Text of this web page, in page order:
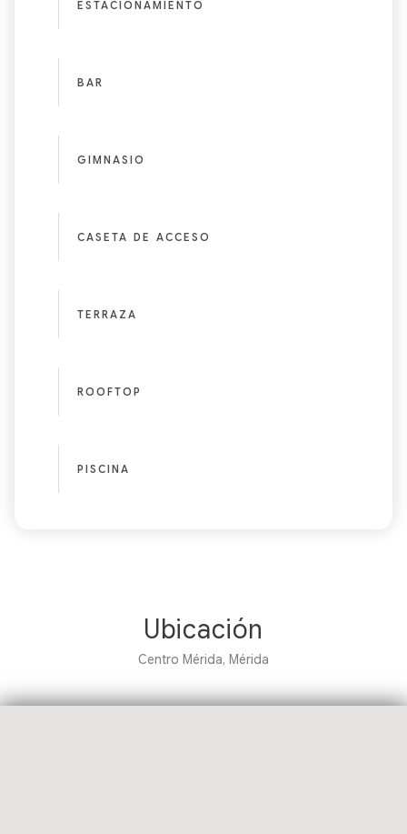
ESTACIONAMIENTO
BAR
GIMNASIO
CASETA DE ACCESO
TERRAZA
ROOFTOP
PISCINA
Ubicación
Centro Mérida, Mérida